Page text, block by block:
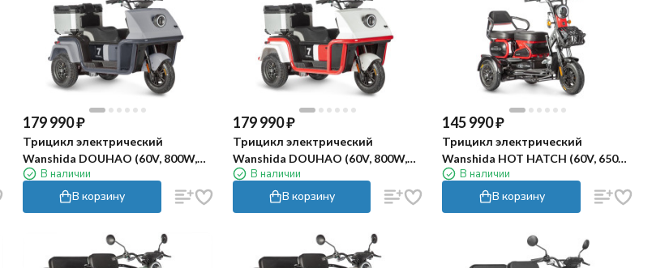
179 990₽
Трицикл электрический
Wanshida DOUHAO (60V, 800W,
черно-серый)
В наличии
В корзину
179 990₽
Трицикл электрический
Wanshida DOUHAO (60V, 800W,
черно-бело-красный)
В наличии
В корзину
145 990₽
Трицикл электрический
Wanshida HOT HATCH (60V, 650W,
черно-красный)
В наличии
В корзину